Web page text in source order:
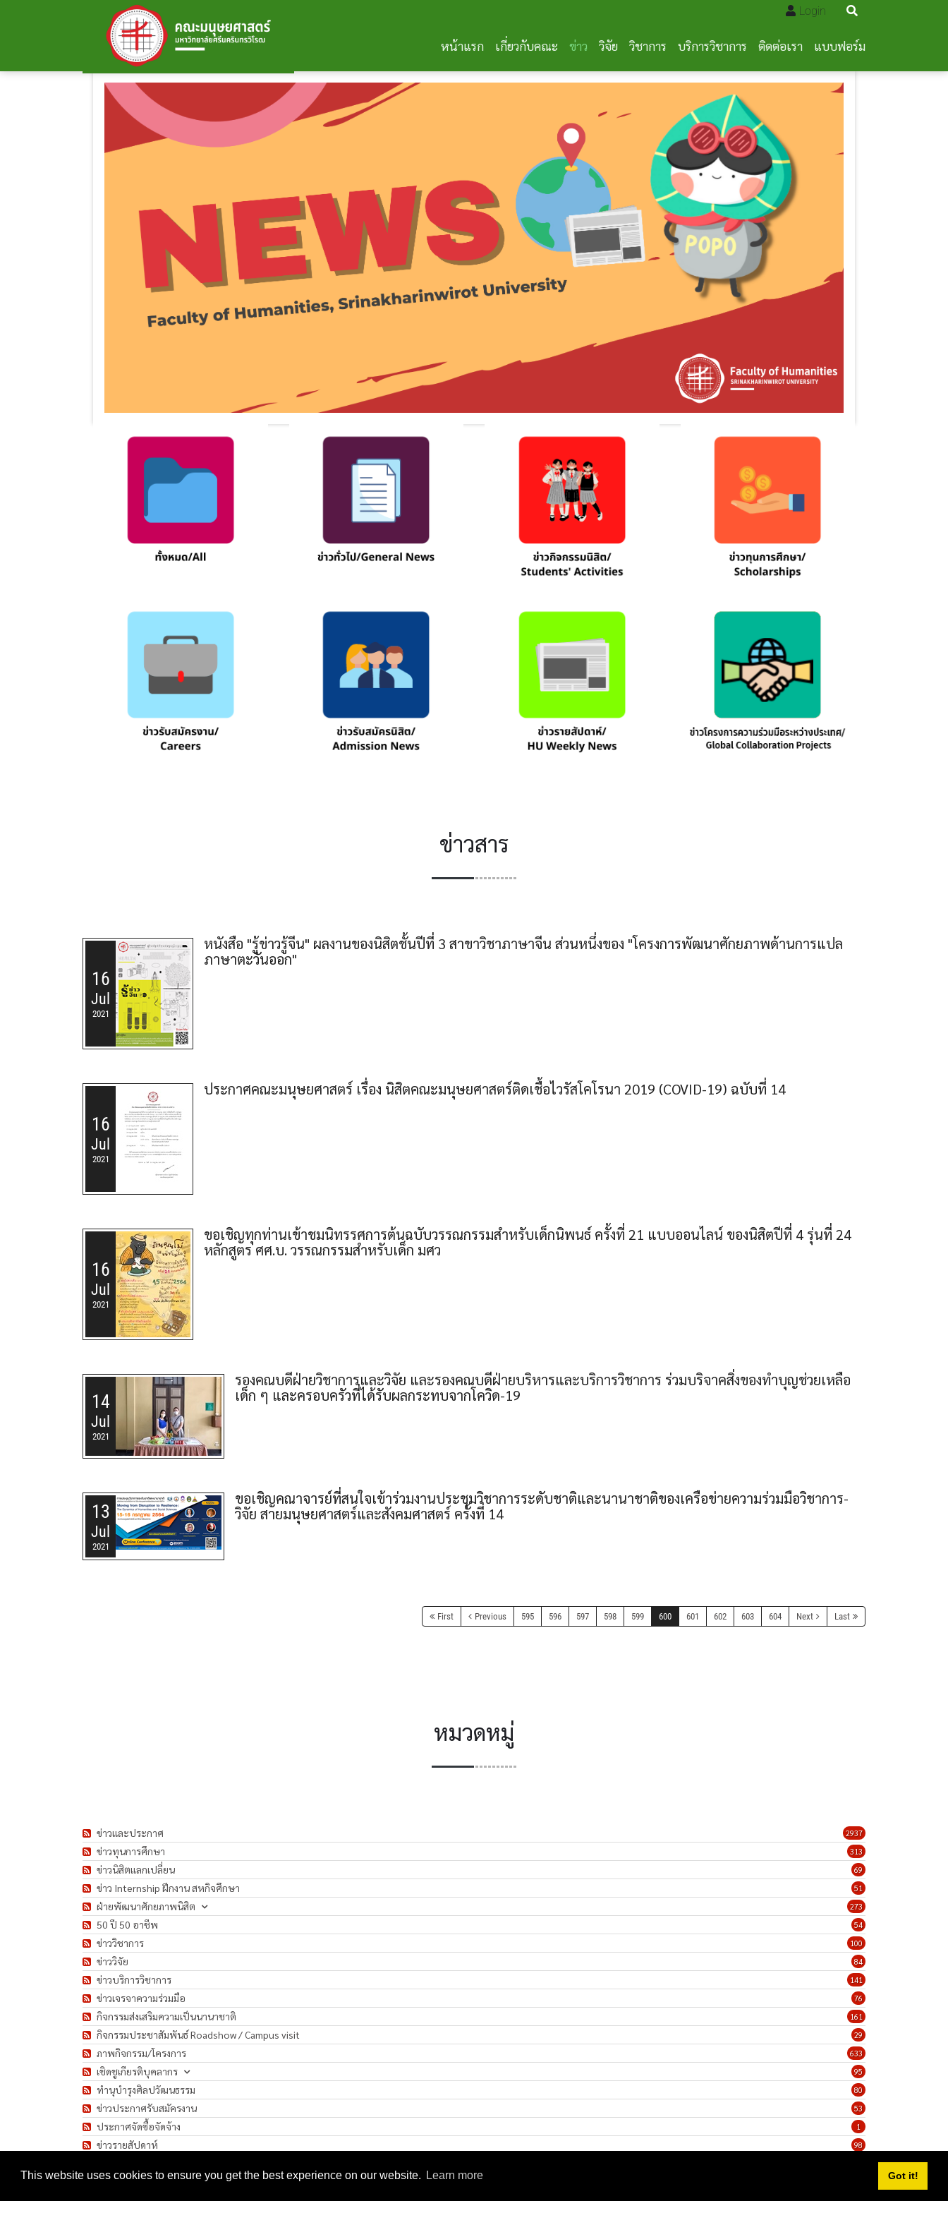
This website uses cookies to ensure you get the best experience on our website. Learn more Got it!
Login
หน้าแรก เกี่ยวกับคณะ ข่าว วิจัย วิชาการ บริการวิชาการ ติดต่อเรา แบบฟอร์ม
ข่าวสาร
16
Jul
2021
หนังสือ "รู้ข่าวรู้จีน" ผลงานของนิสิตชั้นปีที่ 3 สาขาวิชาภาษาจีน ส่วนหนึ่งของ "โครงการพัฒนาศักยภาพด้านการแปล
ภาษาตะวันออก"
16
Jul
2021
ประกาศคณะมนุษยศาสตร์ เรื่อง นิสิตคณะมนุษยศาสตร์ติดเชื้อไวรัสโคโรนา 2019 (COVID-19) ฉบับที่ 14
16
Jul
2021
ขอเชิญทุกท่านเข้าชมนิทรรศการต้นฉบับวรรณกรรมสำหรับเด็กนิพนธ์ ครั้งที่ 21 แบบออนไลน์ ของนิสิตปีที่ 4 รุ่นที่ 24
หลักสูตร ศศ.บ. วรรณกรรมสำหรับเด็ก มศว
14
Jul
2021
รองคณบดีฝ่ายวิชาการและวิจัย และรองคณบดีฝ่ายบริหารและบริการวิชาการ ร่วมบริจาคสิ่งของทำบุญช่วยเหลือ
เด็ก ๆ และครอบครัวที่ได้รับผลกระทบจากโควิด-19
13
Jul
2021
ขอเชิญคณาจารย์ที่สนใจเข้าร่วมงานประชุมวิชาการระดับชาติและนานาชาติของเครือข่ายความร่วมมือวิชาการ-
วิจัย สายมนุษยศาสตร์และสังคมศาสตร์ ครั้งที่ 14
First Previous 595 596 597 598 599 600 601 602 603 604 Next Last
หมวดหมู่
2937
ข่าวและประกาศ
313
ข่าวทุนการศึกษา
69
ข่าวนิสิตแลกเปลี่ยน
51
ข่าว Internship ฝึกงาน สหกิจศึกษา
273
ฝ่ายพัฒนาศักยภาพนิสิต
54
50 ปี 50 อาชีพ
100
ข่าววิชาการ
84
ข่าววิจัย
141
ข่าวบริการวิชาการ
76
ข่าวเจรจาความร่วมมือ
161
กิจกรรมส่งเสริมความเป็นนานาชาติ
29
กิจกรรมประชาสัมพันธ์ Roadshow / Campus visit
633
ภาพกิจกรรม/โครงการ
95
เชิดชูเกียรติบุคลากร
80
ทำนุบำรุงศิลปวัฒนธรรม
53
ข่าวประกาศรับสมัครงาน
1
ประกาศจัดซื้อจัดจ้าง
98
ข่าวรายสัปดาห์